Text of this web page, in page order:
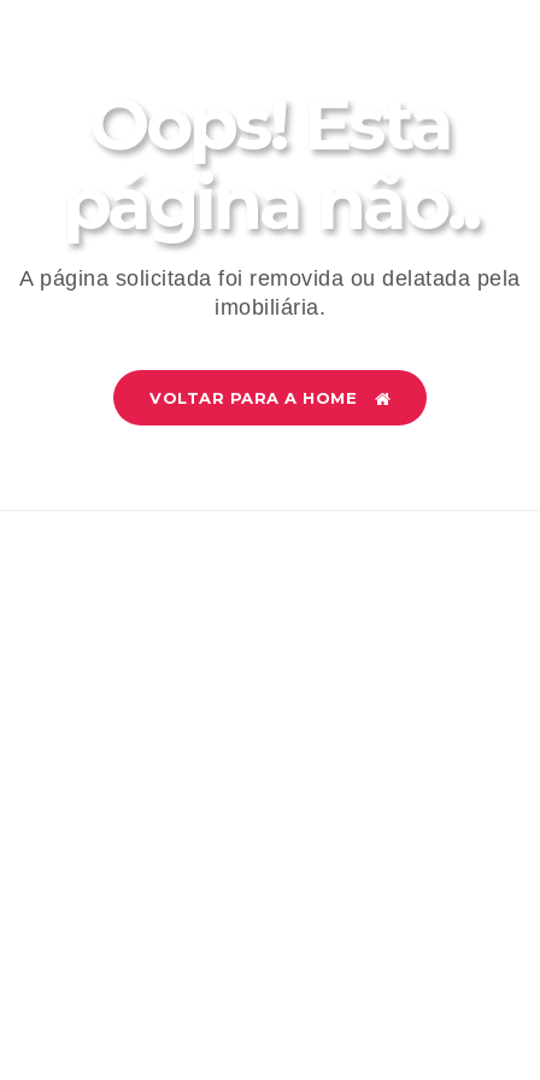
Oops! Esta
página não..
A página solicitada foi removida ou delatada pela
imobiliária.
VOLTAR PARA A HOME